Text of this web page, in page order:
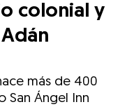
colonial y
más de 400
San Ángel Inn